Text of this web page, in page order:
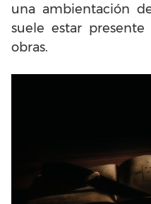
una ambientación
suele estar
obras.